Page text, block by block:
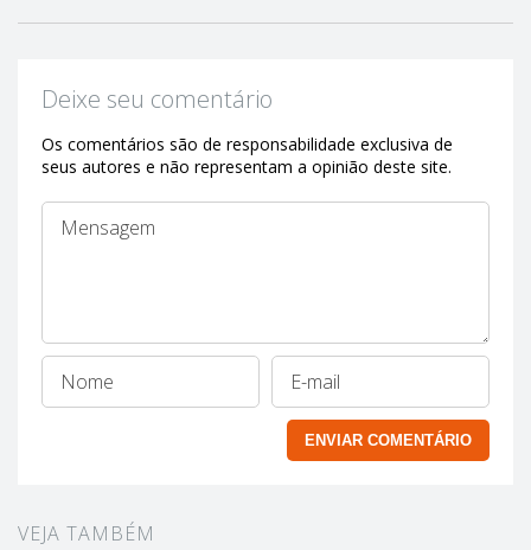
Deixe seu comentário
Os comentários são de responsabilidade exclusiva de
seus autores e não representam a opinião deste site.
VEJA TAMBÉM